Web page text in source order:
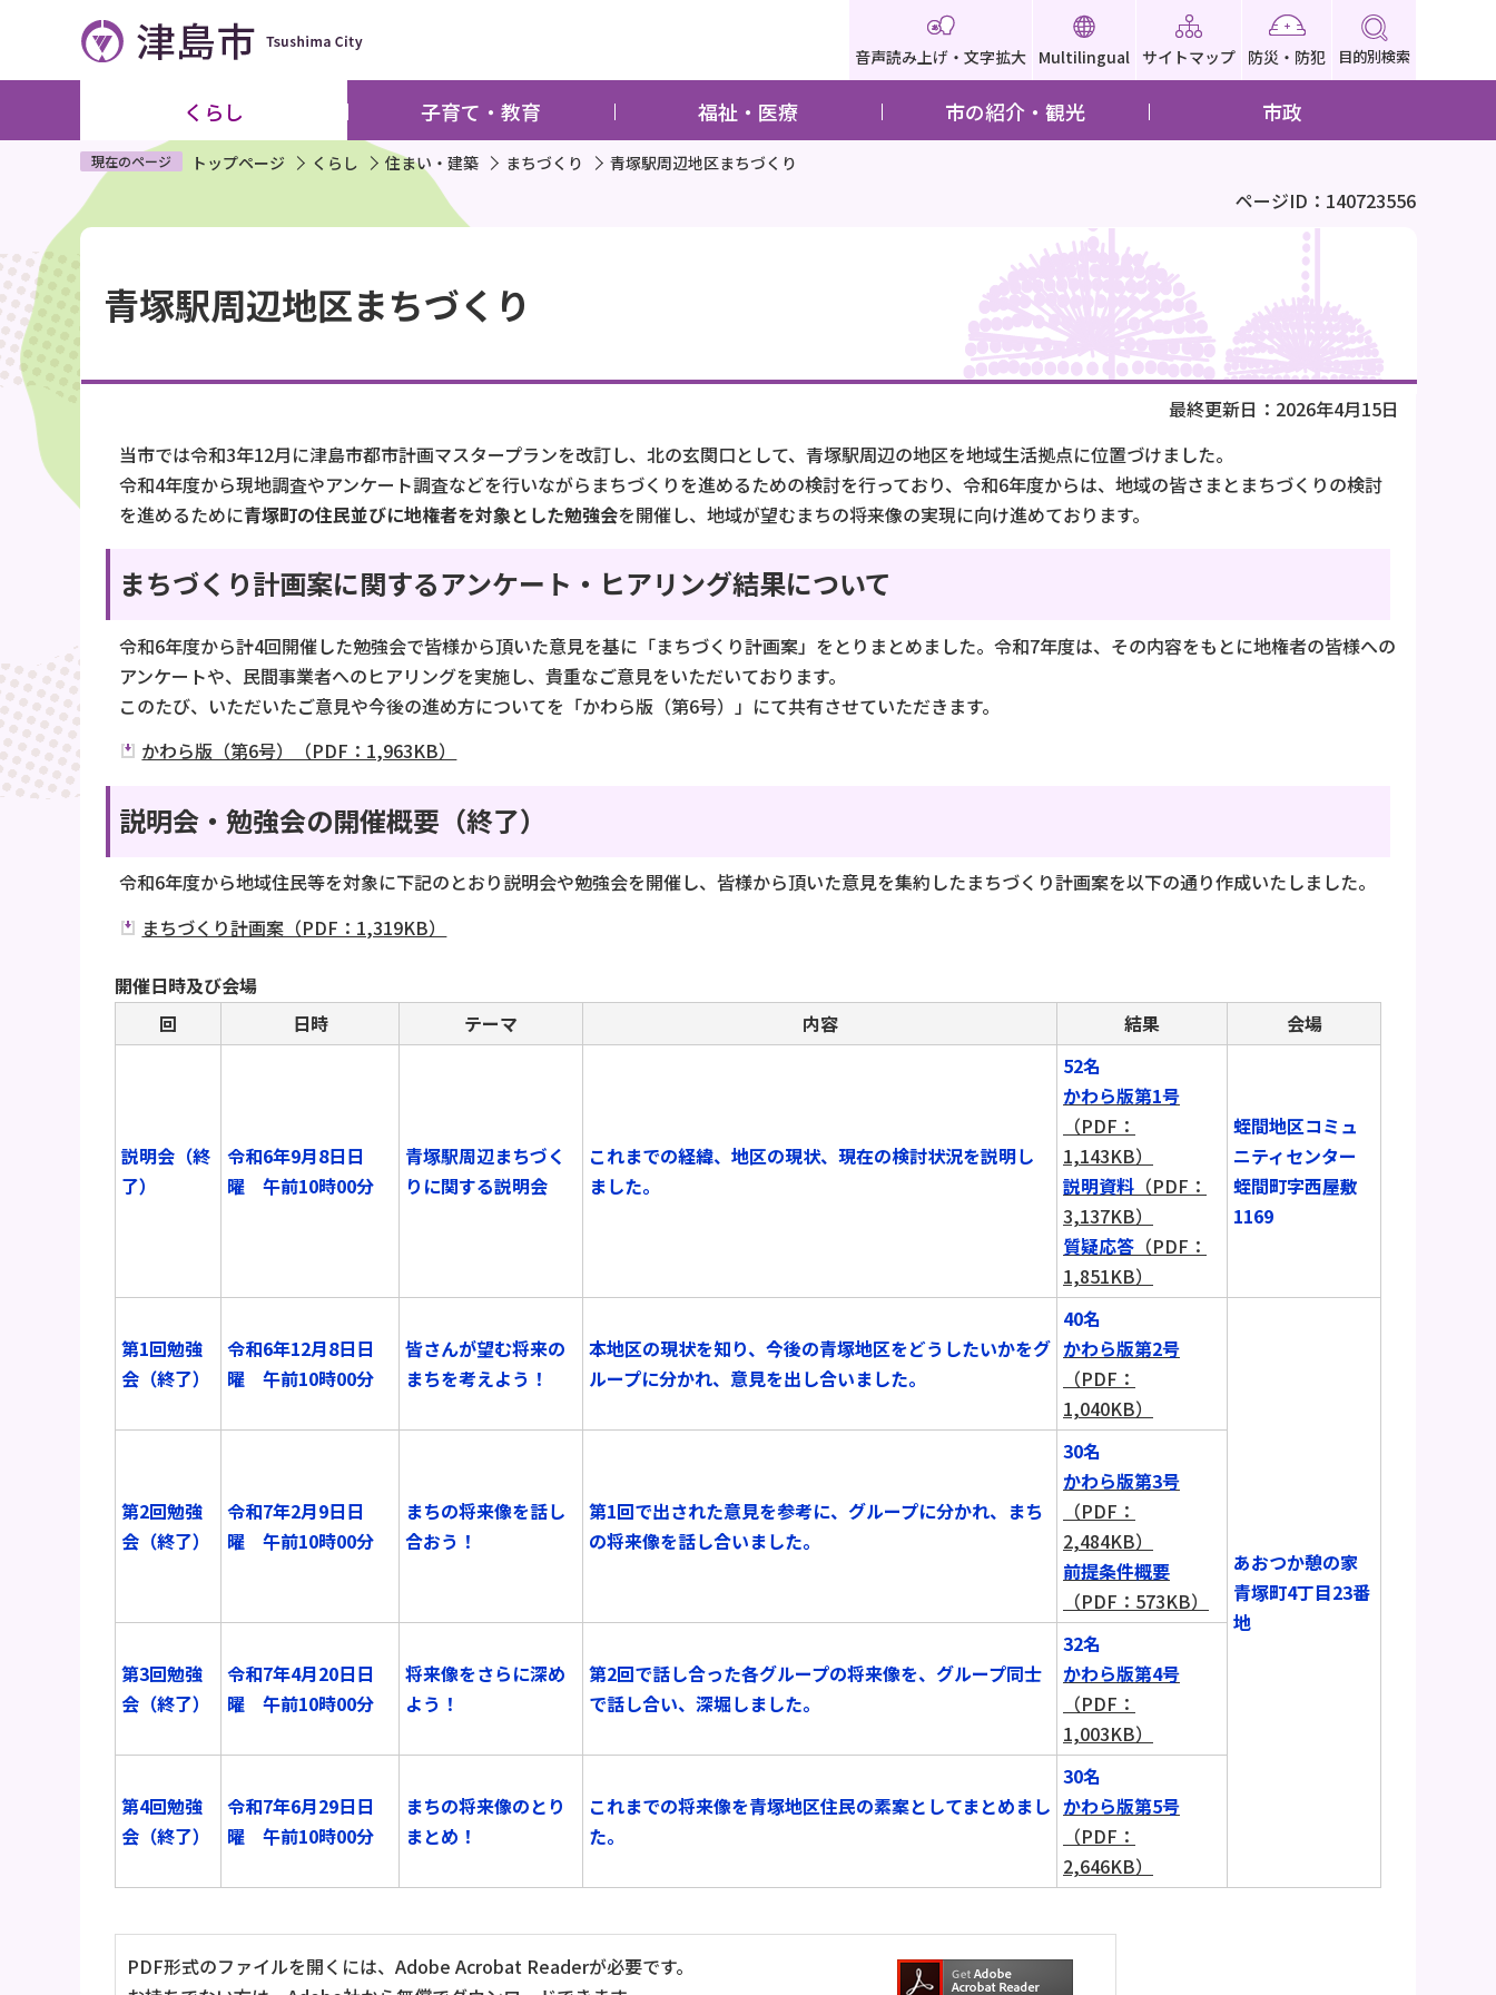
ペ
ジ
で
す
音声読み上げ・文字拡大 Multilingual サイトマップ 防災・防犯 目的別検索
くらし 子育て・教育 福祉・医療 市の紹介・観光 市政
現在のページ トップページ くらし 住まい・建築 まちづくり 青塚駅周辺地区まちづくり
ページID：140723556
文
こ
こ
か
ら
青塚駅周辺地区まちづくり
最終更新日：2026年4月15日
当市では令和3年12月に津島市都市計画マスタープランを改訂し、北の玄関口として、青塚駅周辺の地区を地域生活拠点に位置づけました。
令和4年度から現地調査やアンケート調査などを行いながらまちづくりを進めるための検討を行っており、令和6年度からは、地域の皆さまとまちづくりの検討
を進めるために青塚町の住民並びに地権者を対象とした勉強会を開催し、地域が望むまちの将来像の実現に向け進めております。
まちづくり計画案に関するアンケート・ヒアリング結果について
令和6年度から計4回開催した勉強会で皆様から頂いた意見を基に「まちづくり計画案」をとりまとめました。令和7年度は、その内容をもとに地権者の皆様への
アンケートや、民間事業者へのヒアリングを実施し、貴重なご意見をいただいております。
このたび、いただいたご意見や今後の進め方についてを「かわら版（第6号）」にて共有させていただきます。
かわら版（第6号）（PDF：1,963KB）
説明会・勉強会の開催概要（終了）
令和6年度から地域住民等を対象に下記のとおり説明会や勉強会を開催し、皆様から頂いた意見を集約したまちづくり計画案を以下の通り作成いたしました。
まちづくり計画案（PDF：1,319KB）
開催日時及び会場
回
日時 テーマ 内容 結果 会場
説明会（終
了）
令和6年9月8日日
曜 午前10時00分
青塚駅周辺まちづく
りに関する説明会
これまでの経緯、地区の現状、現在の検討状況を説明し
ました。
52名
かわら版第1号
（PDF：
1,143KB）
説明資料 （PDF：
3,137KB）
質疑応答 （PDF：
1,851KB）
蛭間地区コミュ
ニティセンター
蛭間町字西屋敷
1169
第1回勉強
会（終了）
令和6年12月8日日
曜 午前10時00分
皆さんが望む将来の
まちを考えよう！
本地区の現状を知り、今後の青塚地区をどうしたいかをグ
ループに分かれ、意見を出し合いました。
40名
かわら版第2号
（PDF：
1,040KB）
あおつか憩の家
青塚町4丁目23番
地
第2回勉強
会（終了）
令和7年2月9日日
曜 午前10時00分
まちの将来像を話し
合おう！
第1回で出された意見を参考に、グループに分かれ、まち
の将来像を話し合いました。
30名
かわら版第3号
（PDF：
2,484KB）
前提条件概要
（PDF：573KB）
第3回勉強
会（終了）
令和7年4月20日日
曜 午前10時00分
将来像をさらに深め
よう！
第2回で話し合った各グループの将来像を、グループ同士
で話し合い、深堀しました。
32名
かわら版第4号
（PDF：
1,003KB）
第4回勉強
会（終了）
令和7年6月29日日
曜
午前10時00分
まちの将来像のとり
まとめ！
これまでの将来像を青塚地区住民の素案としてまとめまし
た。
30名
かわら版第5号
（PDF：
2,646KB）
PDF形式のファイルを開くには、Adobe Acrobat Readerが必要です。